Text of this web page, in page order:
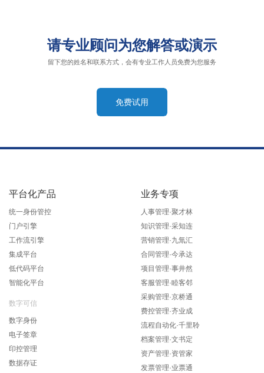
请专业顾问为您解答或演示
留下您的姓名和联系方式，会有专业工作人员免费为您服务
免费试用
平台化产品
统一身份管控
门户引擎
工作流引擎
集成平台
低代码平台
智能化平台
数字可信
数字身份
电子签章
印控管理
数据存证
业务专项
人事管理·聚才林
知识管理·采知连
营销管理·九氚汇
合同管理·今承达
项目管理·事井然
客服管理·睦客邻
采购管理·京桥通
费控管理·齐业成
流程自动化·千里聆
档案管理·文书定
资产管理·资管家
发票管理·业票通